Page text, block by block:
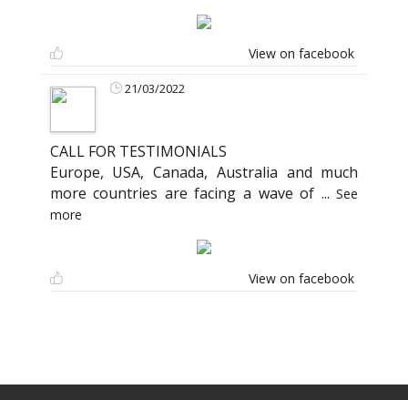
View on facebook
21/03/2022
CALL FOR TESTIMONIALS
Europe, USA, Canada, Australia and much
more countries are facing a wave of ...See
more
View on facebook